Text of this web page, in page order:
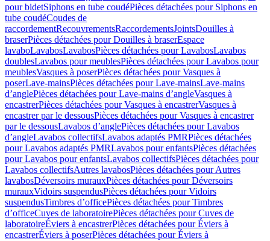
pour bidetSiphons en tube coudéPièces détachées pour Siphons en
tube coudéCoudes de
raccordementRecouvrementsRaccordementsJointsDouilles à
braserPièces détachées pour Douilles à braserEspace
lavaboLavabosLavabosPièces détachées pour LavabosLavabos
doublesLavabos pour meublesPièces détachées pour Lavabos pour
meublesVasques à poserPièces détachées pour Vasques à
poserLave-mainsPièces détachées pour Lave-mainsLave-mains
d’anglePièces détachées pour Lave-mains d’angleVasques à
encastrerPièces détachées pour Vasques à encastrerVasques à
encastrer par le dessousPièces détachées pour Vasques à encastrer
par le dessousLavabos d’anglePièces détachées pour Lavabos
d’angleLavabos collectifsLavabos adaptés PMRPièces détachées
pour Lavabos adaptés PMRLavabos pour enfantsPièces détachées
pour Lavabos pour enfantsLavabos collectifsPièces détachées pour
Lavabos collectifsAutres lavabosPièces détachées pour Autres
lavabosDéversoirs murauxPièces détachées pour Déversoirs
murauxVidoirs suspendusPièces détachées pour Vidoirs
suspendusTimbres dʼofficePièces détachées pour Timbres
dʼofficeCuves de laboratoirePièces détachées pour Cuves de
laboratoireÉviers à encastrerPièces détachées pour Éviers à
encastrerÉviers à poserPièces détachées pour Éviers à